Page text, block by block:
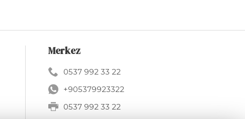
Merkez
0537 992 33 22
+905379923322
0537 992 33 22